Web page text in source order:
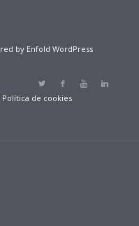
by Enfold WordPress
Política de cookies